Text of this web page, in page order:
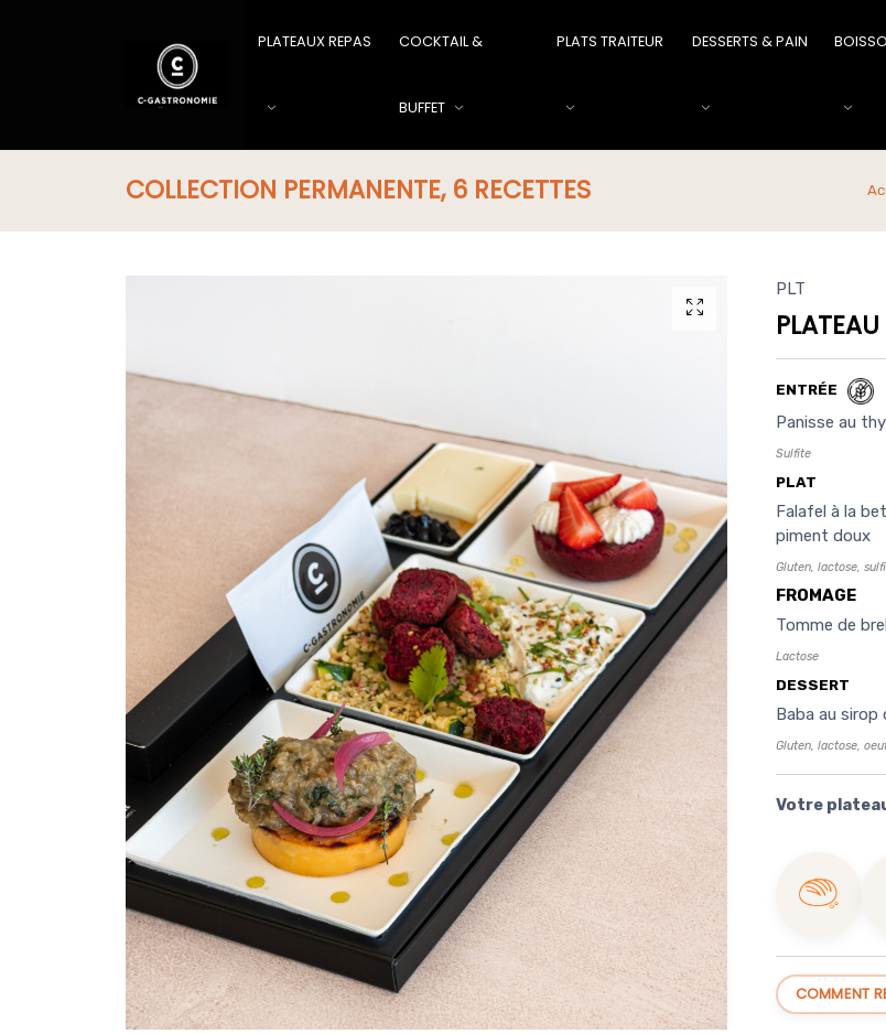
PLATEAUX REPAS COCKTAIL &
BUFFET
PLATS TRAITEUR DESSERTS & PAIN
COLLECTION PERMANENTE, 6 RECETTES
PLT
ENTRÉE
Panisse au
Sulfite
PLAT
Falafel à la
piment doux
Gluten, lactose,
FROMAGE
Tomme de
Lactose
DESSERT
Baba au sirop
Gluten, lactose,
Votre
Boule de
pain
COMMENT